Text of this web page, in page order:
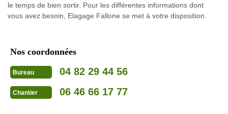
le temps de bien sortir. Pour les différentes informations dont
vous avez besoin, Elagage Fallone se met à votre disposition.
Nos coordonnées
Bureau 04 82 29 44 56
Chantier 06 46 66 17 77